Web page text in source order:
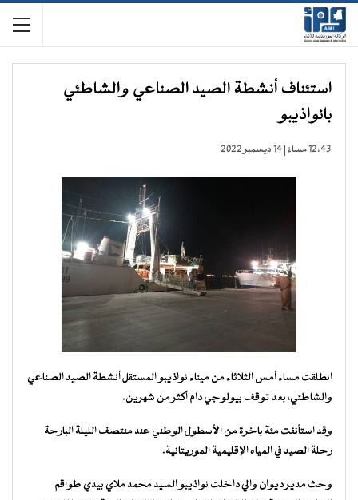
استئناف أنشطة الصيد الصناعي والشاطئي
بانواذيبو
12:43 مساءً | 14 ديسمبر 2022
انطلقت مساء أمس الثلاثاء من ميناء نواذيبو المستقل أنشطة الصيد الصناعي
والشاطئي، بعد توقف بيولوجي دام أكثر من شهرين.
وقد استأنفت مئة باخرة من الأسطول الوطني عند منتصف الليلة البارحة
رحلة الصيد في المياه الإقليمية الموريتانية.
وحث مدير ديوان والي داخلت نواذيبو السيد محمد ملاي بيدي طواقم